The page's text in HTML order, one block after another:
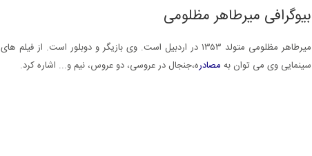
بیوگرافی میرطاهر مظلومی
میرطاهر مظلومی متولد ۱۳۵۳ در اردبیل است. وی بازیگر و دوبلور است. از فیلم های
سینمایی وی می توان به مصادره،جنجال در عروسی، دو عروس، نیم و... اشاره کرد.